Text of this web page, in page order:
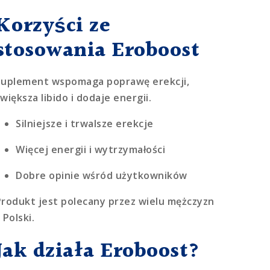
ze
Eroboost
wspomaga poprawę erekcji,
libido i dodaje energii.
Silniejsze i trwalsze erekcje
Więcej energii i wytrzymałości
Dobre opinie wśród użytkowników
jest polecany przez wielu mężczyzn
Polski.
działa Eroboost?